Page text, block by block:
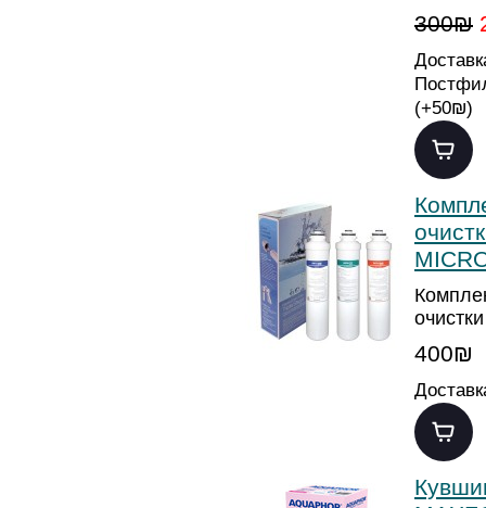
300₪
(+50₪)
400₪